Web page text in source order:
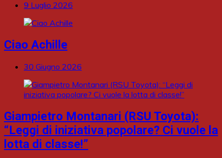
9 Luglio 2026
Ciao Achille
30 Giugno 2026
Giampietro Montanari (RSU Toyota):
“Leggi di iniziativa popolare? Ci vuole la
lotta di classe!”